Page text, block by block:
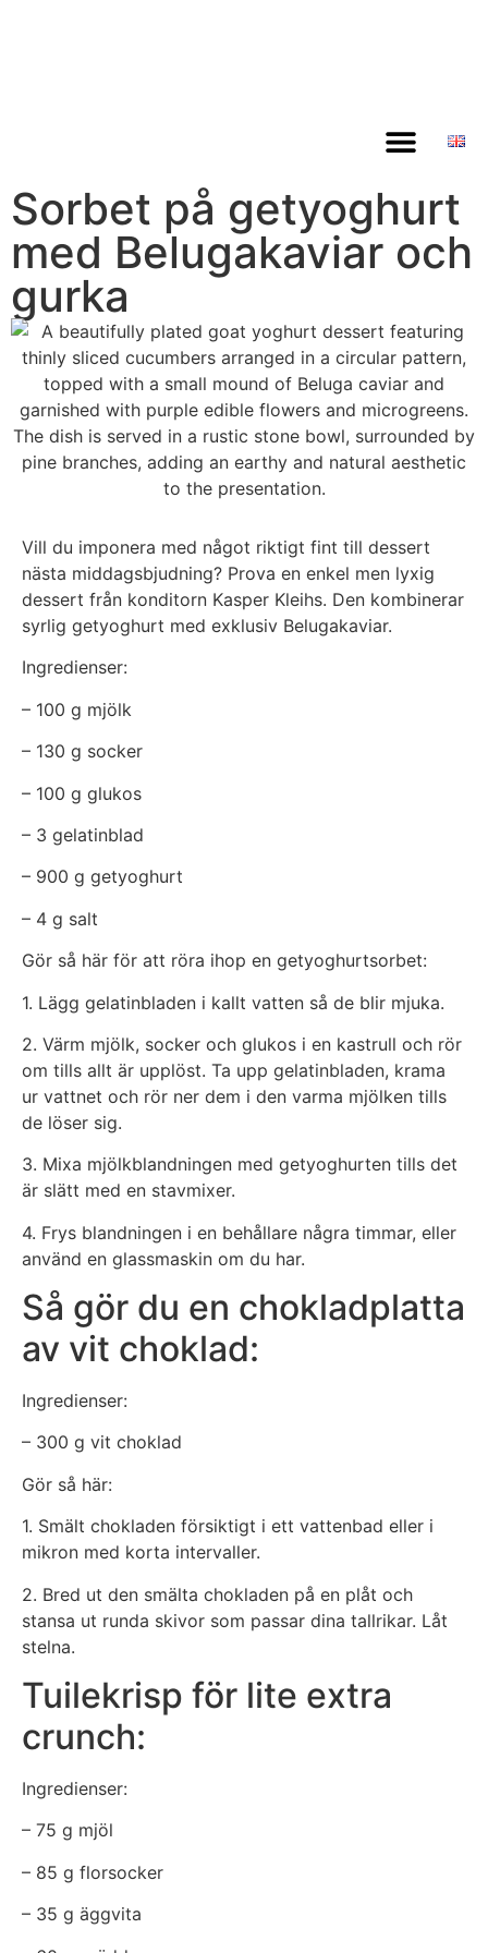
Sorbet på getyoghurt
med Belugakaviar och
gurka
Vill du imponera med något riktigt fint till dessert
nästa middagsbjudning? Prova en enkel men lyxig
dessert från konditorn Kasper Kleihs. Den kombinerar
syrlig getyoghurt med exklusiv Belugakaviar.
Ingredienser:
– 100 g mjölk
– 130 g socker
– 100 g glukos
– 3 gelatinblad
– 900 g getyoghurt
– 4 g salt
Gör så här för att röra ihop en getyoghurtsorbet:
1. Lägg gelatinbladen i kallt vatten så de blir mjuka.
2. Värm mjölk, socker och glukos i en kastrull och rör
om tills allt är upplöst. Ta upp gelatinbladen, krama
ur vattnet och rör ner dem i den varma mjölken tills
de löser sig.
3. Mixa mjölkblandningen med getyoghurten tills det
är slätt med en stavmixer.
4. Frys blandningen i en behållare några timmar, eller
använd en glassmaskin om du har.
Så gör du en chokladplatta
av vit choklad:
Ingredienser:
– 300 g vit choklad
Gör så här:
1. Smält chokladen försiktigt i ett vattenbad eller i
mikron med korta intervaller.
2. Bred ut den smälta chokladen på en plåt och
stansa ut runda skivor som passar dina tallrikar. Låt
stelna.
Tuilekrisp för lite extra
crunch:
Ingredienser:
– 75 g mjöl
– 85 g florsocker
– 35 g äggvita